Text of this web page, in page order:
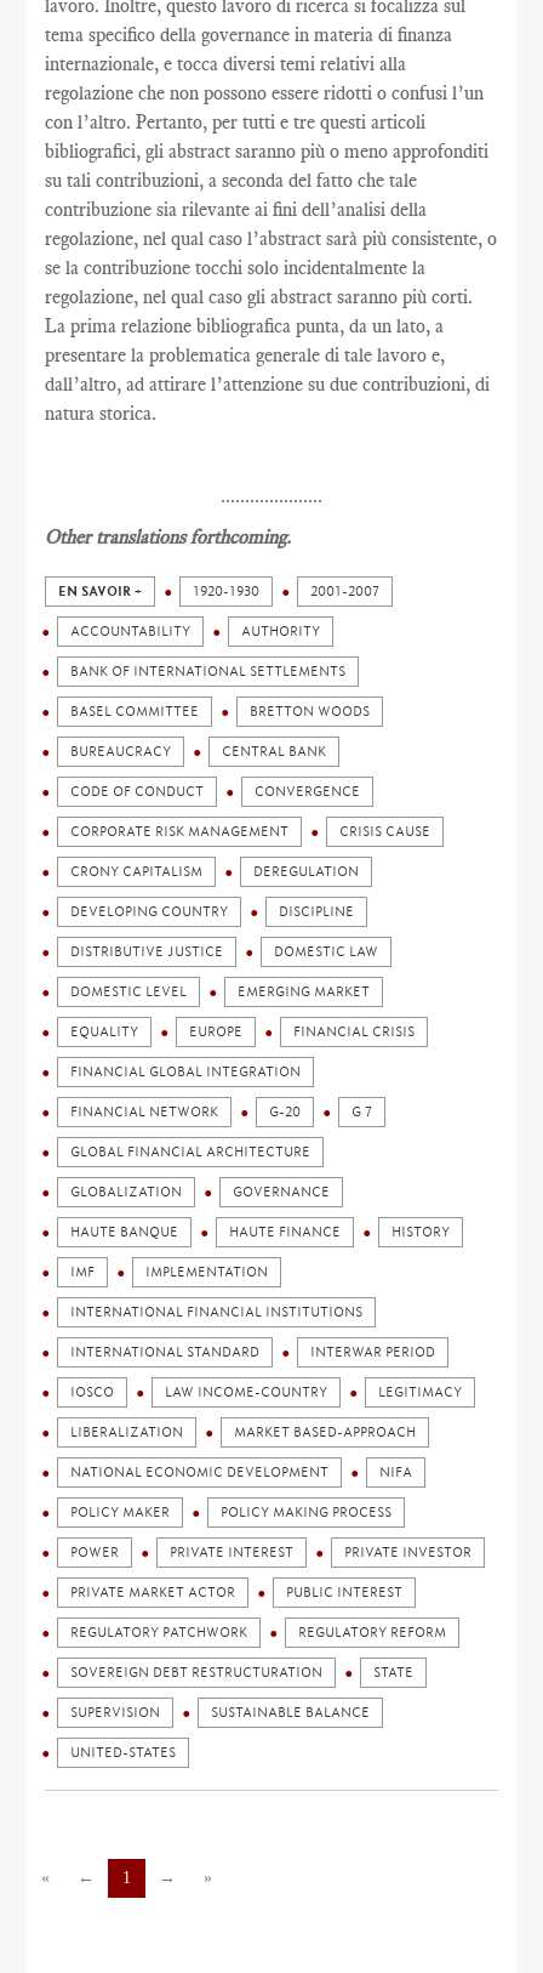
lavoro. Inoltre, questo lavoro di ricerca si focalizza sul
tema specifico della governance in materia di finanza
internazionale, e tocca diversi temi relativi alla
regolazione che non possono essere ridotti o confusi l’un
con l’altro. Pertanto, per tutti e tre questi articoli
bibliografici, gli abstract saranno più o meno approfonditi
su tali contribuzioni, a seconda del fatto che tale
contribuzione sia rilevante ai fini dell’analisi della
regolazione, nel qual caso l’abstract sarà più consistente, o
se la contribuzione tocchi solo incidentalmente la
regolazione, nel qual caso gli abstract saranno più corti.
La prima relazione bibliografica punta, da un lato, a
presentare la problematica generale di tale lavoro e,
dall’altro, ad attirare l’attenzione su due contribuzioni, di
natura storica.
.....................
Other translations forthcoming.
EN SAVOIR + 1920-1930 2001-2007
ACCOUNTABILITY AUTHORITY
BANK OF INTERNATIONAL SETTLEMENTS
BASEL COMMITTEE BRETTON WOODS
BUREAUCRACY CENTRAL BANK
CODE OF CONDUCT CONVERGENCE
CORPORATE RISK MANAGEMENT CRISIS CAUSE
CRONY CAPITALISM DEREGULATION
DEVELOPING COUNTRY DISCIPLINE
DISTRIBUTIVE JUSTICE DOMESTIC LAW
DOMESTIC LEVEL EMERGING MARKET
EQUALITY EUROPE FINANCIAL CRISIS
FINANCIAL GLOBAL INTEGRATION
FINANCIAL NETWORK G-20 G 7
GLOBAL FINANCIAL ARCHITECTURE
GLOBALIZATION GOVERNANCE
HAUTE BANQUE HAUTE FINANCE HISTORY
IMF IMPLEMENTATION
INTERNATIONAL FINANCIAL INSTITUTIONS
INTERNATIONAL STANDARD INTERWAR PERIOD
IOSCO LAW INCOME-COUNTRY LEGITIMACY
LIBERALIZATION MARKET BASED-APPROACH
NATIONAL ECONOMIC DEVELOPMENT NIFA
POLICY MAKER POLICY MAKING PROCESS
POWER PRIVATE INTEREST PRIVATE INVESTOR
PRIVATE MARKET ACTOR PUBLIC INTEREST
REGULATORY PATCHWORK REGULATORY REFORM
SOVEREIGN DEBT RESTRUCTURATION STATE
SUPERVISION SUSTAINABLE BALANCE
UNITED-STATES
« ← 1 → »